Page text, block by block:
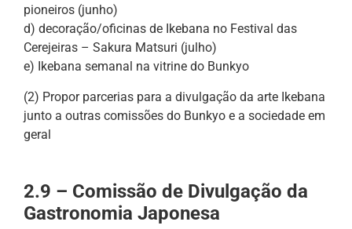
pioneiros (junho)
d) decoração/oficinas de Ikebana no Festival das
Cerejeiras – Sakura Matsuri (julho)
e) Ikebana semanal na vitrine do Bunkyo
(2) Propor parcerias para a divulgação da arte Ikebana
junto a outras comissões do Bunkyo e a sociedade em
geral
2.9 – Comissão de Divulgação da
Gastronomia Japonesa